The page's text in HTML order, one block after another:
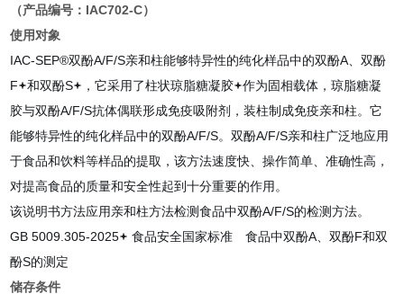
（产品编号：IAC702-C）
使用对象
IAC-SEP®双酚A/F/S亲和柱能够特异性的纯化样品中的双酚A、双酚
F
和双酚S ，它采用了柱状琼脂糖凝胶
作为固相载体，琼脂糖凝
胶与双酚A/F/S抗体偶联形成免疫吸附剂，装柱制成免疫亲和柱。它
能够特异性的纯化样品中的双酚A/F/S。双酚A/F/S亲和柱广泛地应用
于食品和饮料等样品的提取，该方法速度快、操作简单、准确性高，
对提高食品的质量和安全性起到十分重要的作用。
该说明书方法应用亲和柱方法检测食品中双酚A/F/S的检测方法。
GB 5009.305-2025
食品安全国家标准 食品中双酚A、双酚F和双
酚S的测定
储存条件